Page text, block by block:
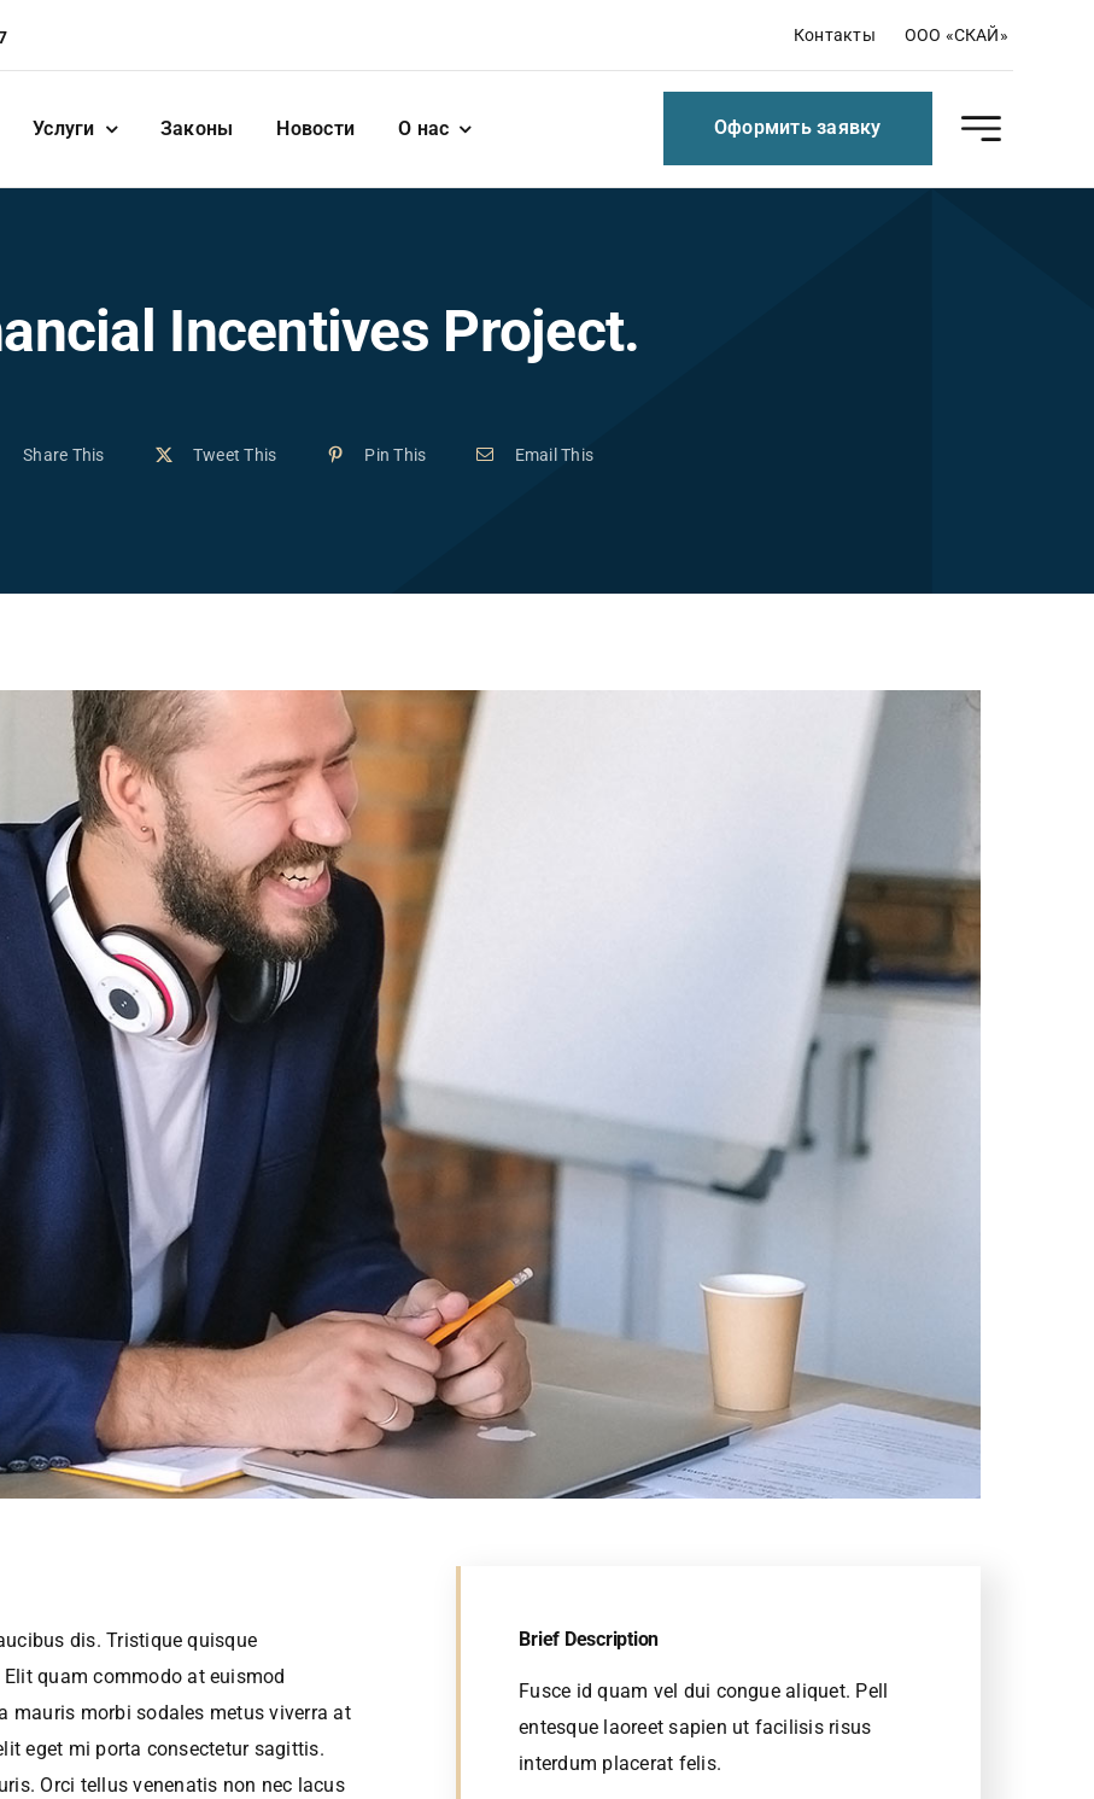
Контакты ООО «СКАЙ»
Услуги Законы Новости О нас Оформить заявку
Incentives Project.
Share This Tweet This Pin This Email This
dis. Tristique quisque
quam commodo at euismod
mauris morbi sodales metus viverra at
eget mi porta consectetur sagittis.
Orci tellus venenatis non nec lacus
Brief Description
Fusce id quam vel dui congue aliquet. Pell
entesque laoreet sapien ut facilisis risus
interdum placerat felis.